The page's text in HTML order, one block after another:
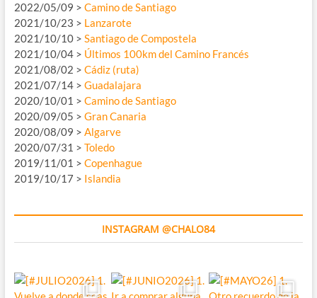
2022/05/09 > Camino de Santiago
2021/10/23 > Lanzarote
2021/10/10 > Santiago de Compostela
2021/10/04 > Últimos 100km del Camino Francés
2021/08/02 > Cádiz (ruta)
2021/07/14 > Guadalajara
2020/10/01 > Camino de Santiago
2020/09/05 > Gran Canaria
2020/08/09 > Algarve
2020/07/31 > Toledo
2019/11/01 > Copenhague
2019/10/17 > Islandia
INSTAGRAM @CHALO84